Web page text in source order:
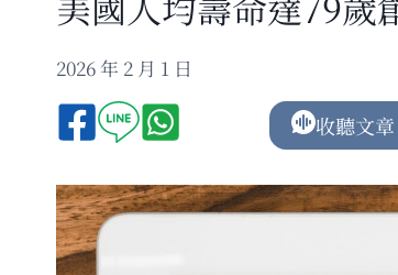
2026 年 2 月 1 日
收聽文章